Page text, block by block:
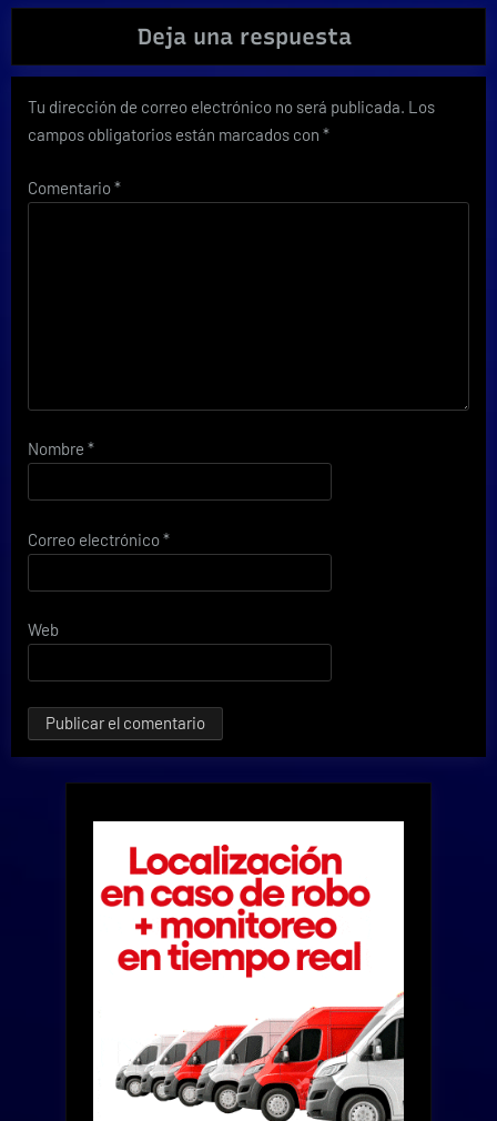
Deja una respuesta
Tu dirección de correo electrónico no será publicada. Los
campos obligatorios están marcados con *
Comentario*
Nombre *
Correo electrónico*
Web